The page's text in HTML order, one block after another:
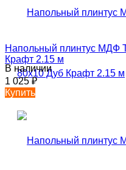
Напольный плинтус МДФ
Крафт 2.15 м
В наличии
1 025₽
Купить